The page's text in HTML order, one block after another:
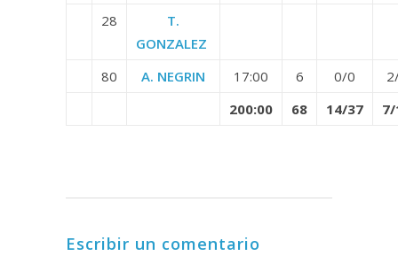
28
T.
GONZALEZ
80
A. NEGRIN 17:00 6 0/0
200:00
68 14/37
Escribir un comentario